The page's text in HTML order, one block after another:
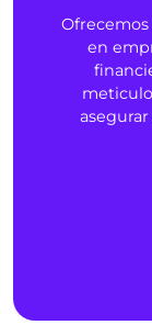
en